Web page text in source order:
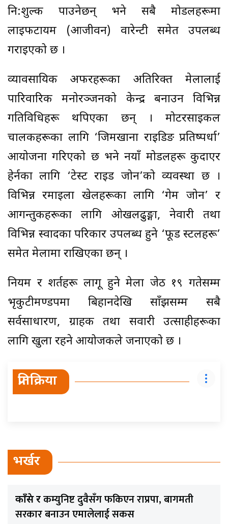
नि:शुल्क पाउनेछन् भने सबै मोडलहरूमा
लाइफटायम (आजीवन) वारेन्टी समेत उपलब्ध
गराइएको छ ।
व्यावसायिक अफरहरूका अतिरिक्त मेलालाई
पारिवारिक मनोरञ्जनको केन्द्र बनाउन विभिन्न
गतिविधिहरू थपिएका छन् । मोटरसाइकल
चालकहरूका लागि ‘जिमखाना राइडिङ प्रतिष्पर्धा’
आयोजना गरिएको छ भने नयाँ मोडलहरू कुदाएर
हेर्नका लागि ‘टेस्ट राइड जोन’को व्यवस्था छ ।
विभिन्न रमाइला खेलहरूका लागि ‘गेम जोन’ र
आगन्तुकहरूका लागि ओखलढुङ्गा, नेवारी तथा
विभिन्न स्वादका परिकार उपलब्ध हुने ‘फूड स्टलहरू’
समेत मेलामा राखिएका छन् ।
नियम र शर्तहरू लागू हुने मेला जेठ १९ गतेसम्म
भृकुटीमण्डपमा बिहानदेखि साँझसम्म सबै
सर्वसाधारण, ग्राहक तथा सवारी उत्साहीहरूका
लागि खुला रहने आयोजकले जनाएको छ ।
प्रतिक्रिया
भर्खर
काँग्रेस रकम्युनिष्ट दुवैसँग फकिएन राप्रपा, बागमती
सरकार बनाउन एमालेलाई सकस